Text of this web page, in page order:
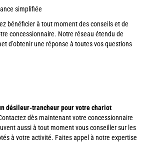
simplifiée
bénéficier à tout moment des conseils et de
concessionnaire. Notre réseau étendu de
d’obtenir une réponse à toutes vos questions
désileur-trancheur pour votre chariot
dès maintenant votre concessionnaire
aussi à tout moment vous conseiller sur les
à votre activité. Faites appel à notre expertise